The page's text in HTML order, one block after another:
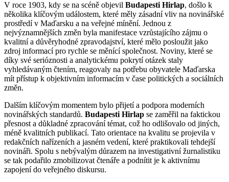
V roce 1903, kdy se na scéně objevil Budapesti Hirlap, došlo k
několika klíčovým událostem, které měly zásadní vliv na novinářské
prostředí v Maďarsku a na veřejné mínění. Jednou z
nejvýznamnějších změn byla manifestace vzrůstajícího zájmu o
kvalitní a důvěryhodné zpravodajství, které mělo posloužit jako
zdroj informací pro rychle se měnící společnost. Noviny, které se
díky své serióznosti a analytickému pokrytí otázek staly
vyhledávaným čtením, reagovaly na potřebu obyvatele Maďarska
mít přístup k objektivním informacím v čase politických a sociálních
změn.
Dalším klíčovým momentem bylo přijetí a podpora moderních
novinářských standardů. Budapesti Hirlap se zaměřil na faktickou
přesnost a důkladné zpracování témat, což ho odlišovalo od jiných,
méně kvalitních publikací. Tato orientace na kvalitu se projevila v
redakčních nařízeních a jasném vedení, které praktikovali tehdejší
novináři. Spolu s nebývalým důrazem na investigativní žurnalistiku
se tak podařilo zmobilizovat čtenáře a podnítit je k aktivnímu
zapojení do veřejného diskursu.